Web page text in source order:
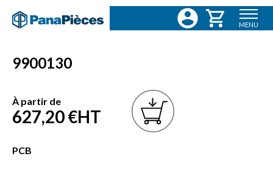
MENU
9900130
À partir de
627,20 €HT
PCB